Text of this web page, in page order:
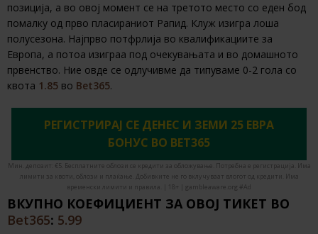
позиција, а во овој момент се на третото место со еден бод
помалку од прво пласираниот Рапид. Клуж изигра лоша
полусезона. Најпрво потфрлија во квалификациите за
Европа, а потоа изиграа под очекувањата и во домашното
првенство. Ние овде се одлучивме да типуваме 0-2 гола со
квота 1.85 во Bet365.
РЕГИСТРИРАЈ СЕ ДЕНЕС И ЗЕМИ 25 ЕВРА
БОНУС ВО BET365
Мин. депозит: €5. Бесплатните облози се кредити за обложување. Потребна е регистрација. Има
лимити за квоти, облози и плаќање. Добивките не го вклучуваат влогот од кредити. Има
временски лимити и правила. | 18+ | gambleaware.org #Ad
ВКУПНО КОЕФИЦИЕНТ ЗА ОВОЈ ТИКЕТ ВО
Bet365: 5.99